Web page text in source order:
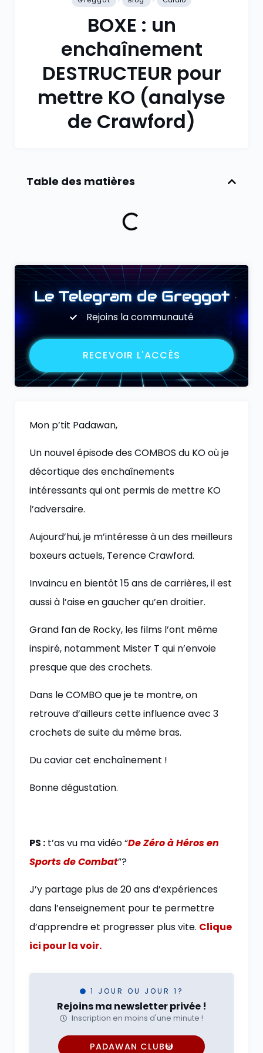
BOXE : un
enchaînement
DESTRUCTEUR pour
mettre KO (analyse
de Crawford)
Mon p’tit Padawan,
Un nouvel épisode des COMBOS du KO où je
décortique des enchaînements
intéressants qui ont permis de mettre KO
l’adversaire.
Aujourd’hui, je m’intéresse à un des meilleurs
boxeurs actuels, Terence Crawford.
Invaincu en bientôt 15 ans de carrières, il est
aussi à l’aise en gaucher qu’en droitier.
Grand fan de Rocky, les films l’ont même
inspiré, notamment Mister T qui n’envoie
presque que des crochets.
Dans le COMBO que je te montre, on
retrouve d’ailleurs cette influence avec 3
crochets de suite du même bras.
Du caviar cet enchaînement !
Bonne dégustation.
PS : t’as vu ma vidéo “De Zéro à Héros en
Sports de Combat”?
J’y partage plus de 20 ans d’expériences
dans l’enseignement pour te permettre
d’apprendre et progresser plus vite. Clique
ici pour la voir.
1 JOUR OU JOUR 1?
Rejoins ma newsletter privée !
Inscription en moins d'une minute !
PADAWAN CLUB
Table des matières
Le Telegram de Greggot
Rejoins la communauté
RECEVOIR L'ACCÈS